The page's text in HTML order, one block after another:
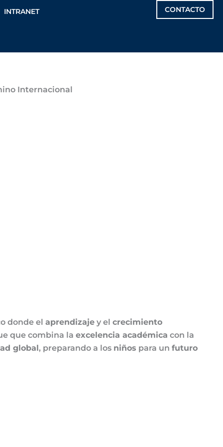
INTRANET CONTACTO
Internacional
donde el aprendizaje y el crecimiento
que combina la excelencia académica con la
global, preparando a los niños para un futuro